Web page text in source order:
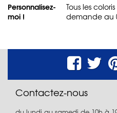
Personnalisez-
moi !
Tous les
demande au
Contactez-nous